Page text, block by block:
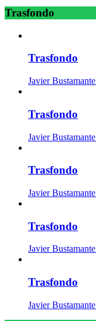
Trasfondo
Trasfondo
Javier Bustamante
Trasfondo
Javier Bustamante
Trasfondo
Javier Bustamante
Trasfondo
Javier Bustamante
Trasfondo
Javier Bustamante